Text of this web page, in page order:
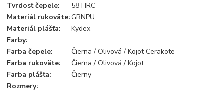
Tvrdosť čepele:
58 HRC
Materiál rukoväte: GRNPU
Materiál plášťa:
Kydex
Farby:
Farba čepele:
Čierna / Olivová / Kojot Cerakote
Farba rukoväte:
Čierna / Olivová / Kojot
Farba plášťa:
Čierny
Rozmery: